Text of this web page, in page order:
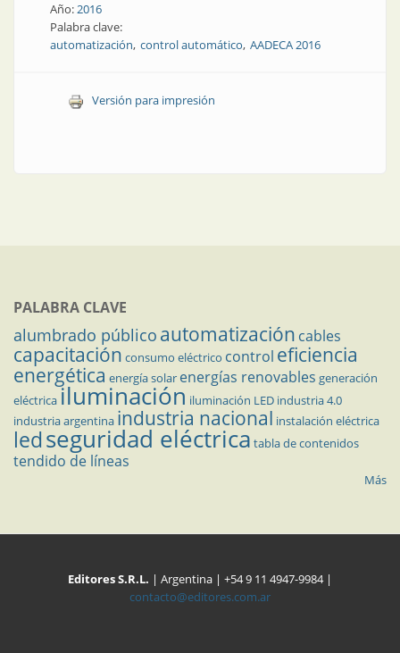
Año:2016
Palabra clave:
automatización control automático AADECA 2016
Versión para impresión
PALABRA CLAVE
alumbrado público automatización cables
capacitación consumo eléctrico control eficiencia
energética energía solar energías renovables generación
eléctricailuminación iluminación LED industria 4.0
industria argentina industria nacional instalación eléctrica
ledseguridad eléctrica tabla de contenidos
tendido de líneas
Más
Editores S.R.L. | Argentina | +54 9 11 4947-9984 |
contacto@editores.com.ar